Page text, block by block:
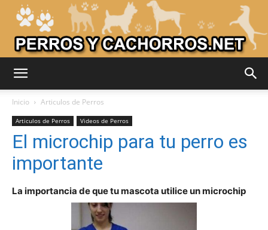
Perros
–
Inicio Articulos de Perros
Articulos de Perros Videos de Perros
El microchip para tu perro es
importante
La importancia de que tu mascota utilice un microchip